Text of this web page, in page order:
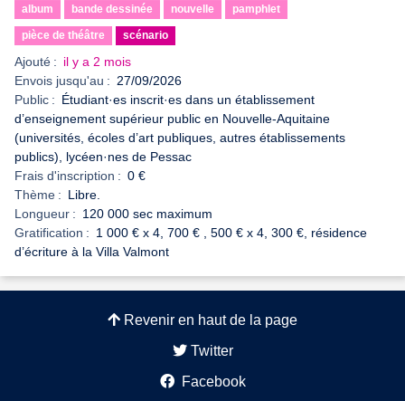
album bande dessinée nouvelle pamphlet
pièce de théâtre scénario
Ajouté : il y a 2 mois
Envois jusqu'au : 27/09/2026
Public : Étudiant·es inscrit·es dans un établissement
d’enseignement supérieur public en Nouvelle-Aquitaine
(universités, écoles d’art publiques, autres établissements
publics), lycéen·nes de Pessac
Frais d'inscription : 0 €
Thème : Libre.
Longueur : 120 000 sec maximum
Gratification : 1 000 € x 4, 700 € , 500 € x 4, 300 €, résidence
d’écriture à la Villa Valmont
Revenir en haut de la page
Twitter
Facebook